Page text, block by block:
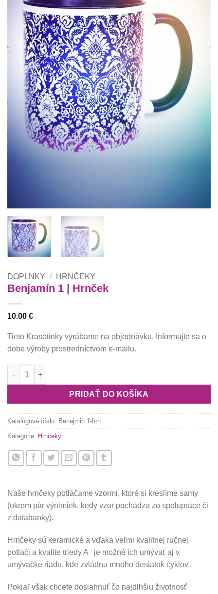
DOPLNKY / HRNČEKY
Benjamín 1 | Hrnček
10.00 €
Tieto Krasotinky vyrábame na objednávku. Informujte sa o
dobe výroby prostredníctvom e-mailu.
množstvo Benjamín 1 | Hrnček
PRIDAŤ DO KOŠÍKA
Katalógové číslo: Benajmin 1-hrn
Kategórie: Hrnčeky
Naše hrnčeky potláčame vzormi, ktoré si kreslíme samy
(okrem pár výnimiek, kedy vzor pochádza zo spolupráce či
z databanky).
Hrnčeky sú keramické a vďaka veľmi kvalitnej ručnej
potlači a kvalite triedy A je možné ich umývať aj v
umývačke riadu, kde zvládnu mnoho desiatok cyklov.
Pokiaľ však chcete dosiahnuť čo najdlhšiu životnosť